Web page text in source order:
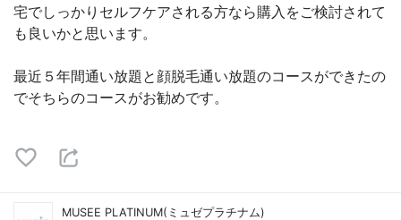
宅でしっかりセルフケアされる方なら購入をご検討されて
も良いかと思います。
最近５年間通い放題と顔脱毛通い放題のコースができたの
でそちらのコースがお勧めです。
MUSEE PLATINUM(ミュゼプラチナム)